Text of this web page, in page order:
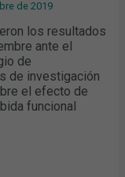
de 2019
los resultados
ante el
de
de investigación
el efecto de
funcional